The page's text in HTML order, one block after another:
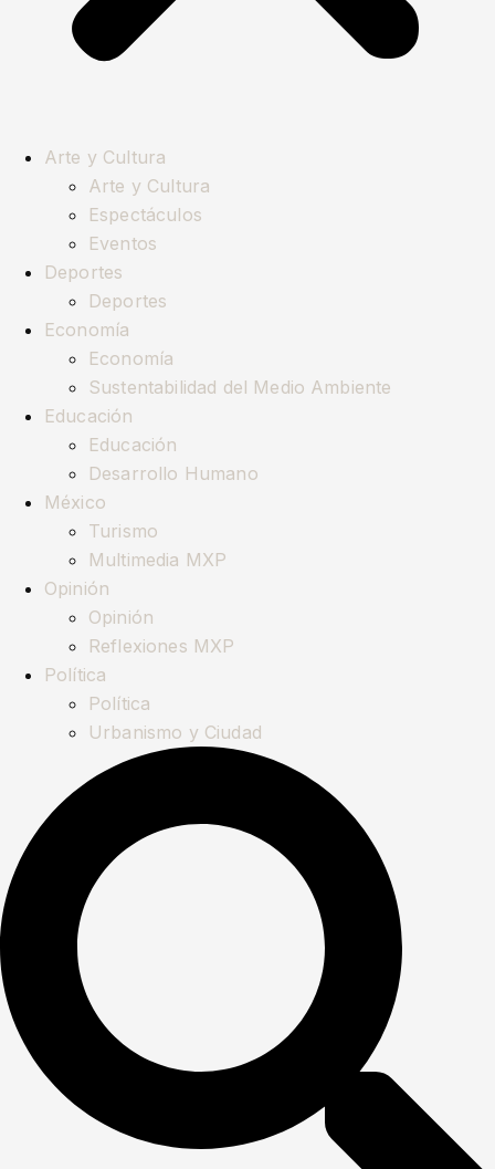
Arte y Cultura
Arte y Cultura
Espectáculos
Eventos
Deportes
Deportes
Economía
Economía
Sustentabilidad del Medio Ambiente
Educación
Educación
Desarrollo Humano
México
Turismo
Multimedia MXP
Opinión
Opinión
Reflexiones MXP
Política
Política
Urbanismo y Ciudad